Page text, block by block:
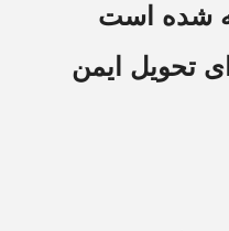
شده است
تحویل ایمن